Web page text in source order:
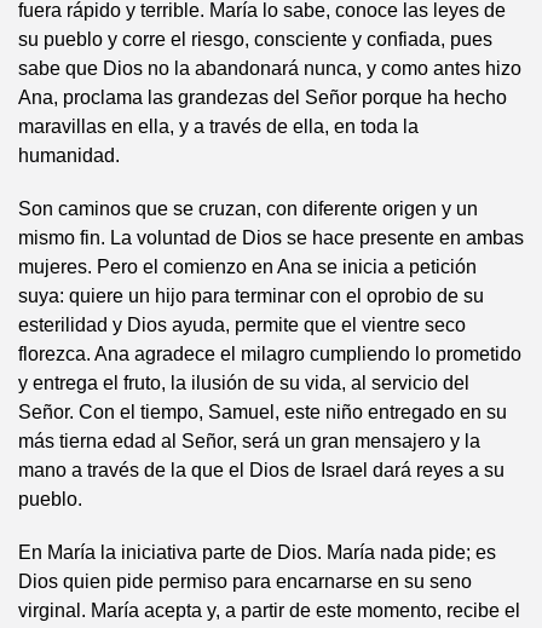
fuera rápido y terrible. María lo sabe, conoce las leyes de
su pueblo y corre el riesgo, consciente y confiada, pues
sabe que Dios no la abandonará nunca, y como antes hizo
Ana, proclama las grandezas del Señor porque ha hecho
maravillas en ella, y a través de ella, en toda la
humanidad.
Son caminos que se cruzan, con diferente origen y un
mismo fin. La voluntad de Dios se hace presente en ambas
mujeres. Pero el comienzo en Ana se inicia a petición
suya: quiere un hijo para terminar con el oprobio de su
esterilidad y Dios ayuda, permite que el vientre seco
florezca. Ana agradece el milagro cumpliendo lo prometido
y entrega el fruto, la ilusión de su vida, al servicio del
Señor. Con el tiempo, Samuel, este niño entregado en su
más tierna edad al Señor, será un gran mensajero y la
mano a través de la que el Dios de Israel dará reyes a su
pueblo.
En María la iniciativa parte de Dios. María nada pide; es
Dios quien pide permiso para encarnarse en su seno
virginal. María acepta y, a partir de este momento, recibe el